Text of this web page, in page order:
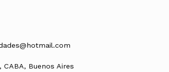
CABA, Buenos Aires